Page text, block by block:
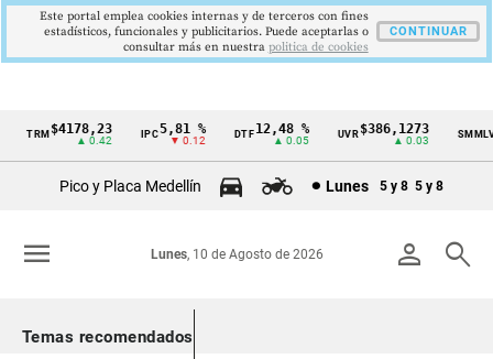
Cintillo
Colombia
TRM$4178,23
▲ 0.42
5,81 %
▼ 0.12
DTF12,48 %
▲ 0.05
UVR$386,1273
▲ 0.03
SMMLV
Pico y Placa Medellín Lunes 5 y 8 5 y 8
person search
Lunes, 10 de Agosto de 2026
menu
Temas recomendados
Este portal emplea cookies internas y de terceros con fines
estadísticos, funcionales y publicitarios. Puede aceptarlas o
consultar más en nuestra politica de cookies
CONTINUAR